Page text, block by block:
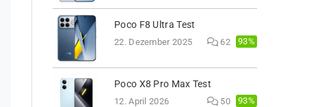
Poco F8 Ultra Test
22. Dezember 2025 62 93%
Poco X8 Pro Max Test
12. April 2026 50 93%